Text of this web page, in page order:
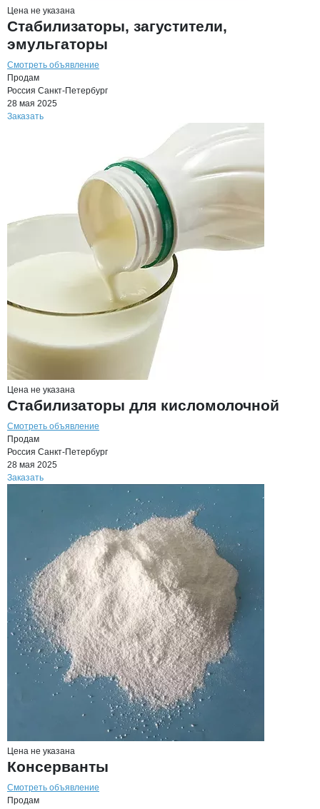
Цена не указана
Стабилизаторы, загустители,
эмульгаторы
Смотреть объявление
Продам
Россия Санкт-Петербург
28 мая 2025
Заказать
Цена не указана
Стабилизаторы для кисломолочной
Смотреть объявление
Продам
Россия Санкт-Петербург
28 мая 2025
Заказать
Цена не указана
Консерванты
Смотреть объявление
Продам